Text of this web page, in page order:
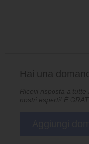
Hai una
Ricevi risposta a
nostri esperti! È